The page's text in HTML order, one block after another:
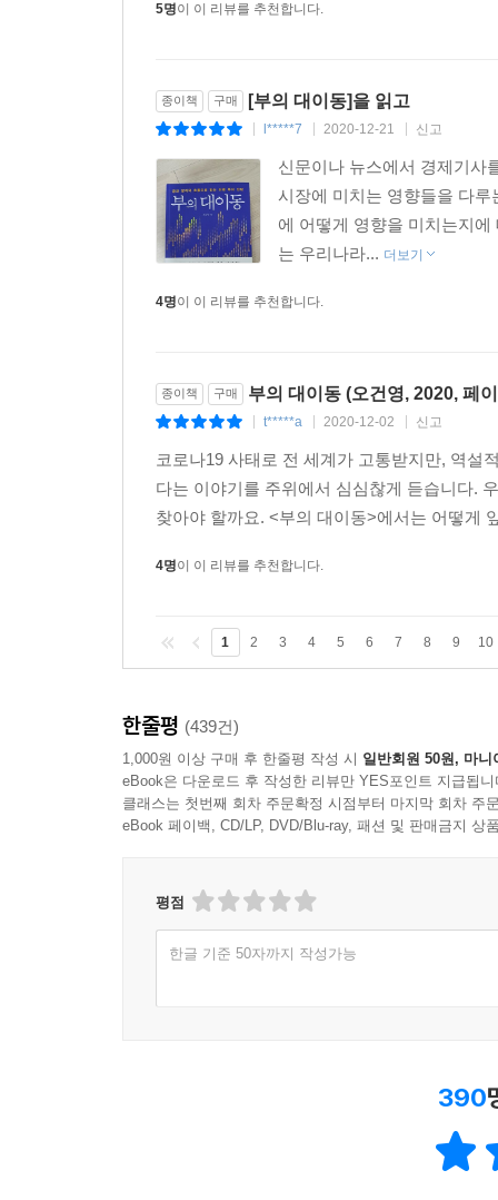
5명이 이 리뷰를 추천합니다.
종이책 구매 [부의 대이동]을 읽고
l*****7 2020-12-21 신고
신문이나 뉴스에서 경제기사
시장에 미치는 영향들을 다
에 어떻게 영향을 미치는지
는 우리나라... 더보기
4명이 이 리뷰를 추천합니다.
종이책 구매 부의 대이동 (오건영, 2020, 페
t*****a 2020-12-02 신고
코로나19 사태로 전 세계가 고통받지만, 역설
다는 이야기를 주위에서 심심찮게 듣습니다.
찾아야 할까요. <부의 대이동>에서는 어떻게
4명이 이 리뷰를 추천합니다.
1 2 3 4 5 6 7 8 9 10
한줄평 (439건)
1,000원 이상 구매 후 한줄평 작성 시 일반회원 50원, 마니
eBook은 다운로드 후 작성한 리뷰만 YES포인트 지급됩니
클래스는 첫번째 회차 주문확정 시점부터 마지막 회차 주
eBook 페이백, CD/LP, DVD/Blu-ray, 패션 및 판매금지 상
평점
한글 기준 50자까지 작성가능
390